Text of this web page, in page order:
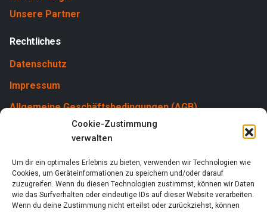
Cookie-Zustimmung
verwalten
Um dir ein optimales Erlebnis zu bieten, verwenden wir Technologien wie
Cookies, um Geräteinformationen zu speichern und/oder darauf
zuzugreifen. Wenn du diesen Technologien zustimmst, können wir Daten
wie das Surfverhalten oder eindeutige IDs auf dieser Website verarbeiten.
Wenn du deine Zustimmung nicht erteilst oder zurückziehst, können
Unsere Partner
Rechtliches
Datenschutz
Impressum
Allgemeine Geschäftsbedingungen (AGB)